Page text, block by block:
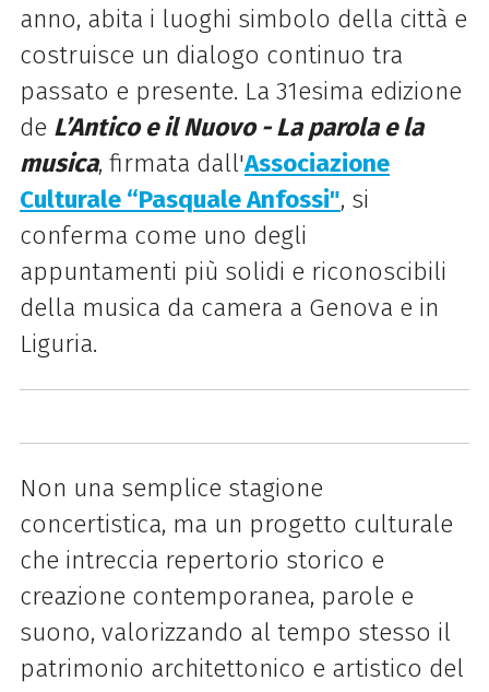
anno, abita i luoghi simbolo della città e
costruisce un dialogo continuo tra
passato e presente. La 31esima edizione
de L’Antico e il Nuovo - La parola e la
musica, firmata dall'Associazione
Culturale “Pasquale Anfossi", si
conferma come uno degli
appuntamenti più solidi e riconoscibili
della musica da camera a Genova e in
Liguria.
Non una semplice stagione
concertistica, ma un progetto culturale
che intreccia repertorio storico e
creazione contemporanea, parole e
suono, valorizzando al tempo stesso il
patrimonio architettonico e artistico del